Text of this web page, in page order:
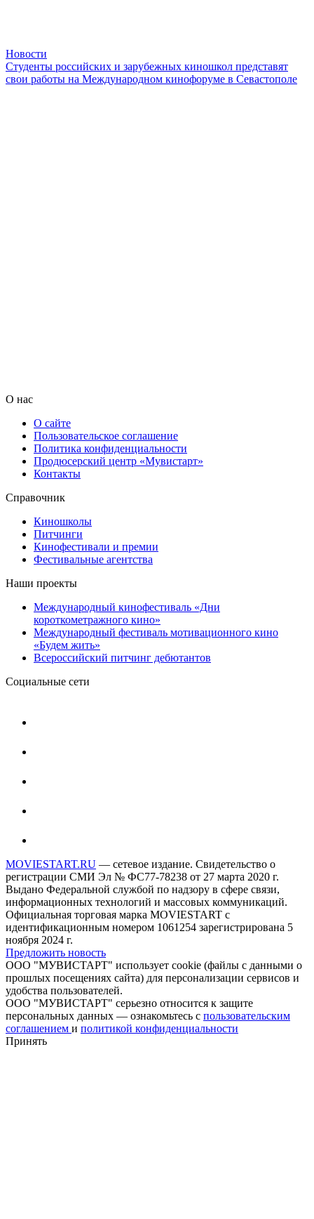
Новости
Студенты российских и зарубежных киношкол представят
свои работы на Международном кинофоруме в Севастополе
О нас
О сайте
Пользовательское соглашение
Политика конфиденциальности
Продюсерский центр «Мувистарт»
Контакты
Справочник
Киношколы
Питчинги
Кинофестивали и премии
Фестивальные агентства
Наши проекты
Международный кинофестиваль «Дни
короткометражного кино»
Международный фестиваль мотивационного кино
«Будем жить»
Всероссийский питчинг дебютантов
Социальные сети
MOVIESTART.RU — сетевое издание. Свидетельство о
регистрации СМИ Эл № ФС77-78238 от 27 марта 2020 г.
Выдано Федеральной службой по надзору в сфере связи,
информационных технологий и массовых коммуникаций.
Официальная торговая марка MOVIESTART с
идентификационным номером 1061254 зарегистрирована 5
ноября 2024 г.
Предложить новость
ООО "МУВИСТАРТ" использует cookie (файлы с данными о
прошлых посещениях сайта) для персонализации сервисов и
удобства пользователей.
ООО "МУВИСТАРТ" серьезно относится к защите
персональных данных — ознакомьтесь с пользовательским
соглашением и политикой конфиденциальности
Принять